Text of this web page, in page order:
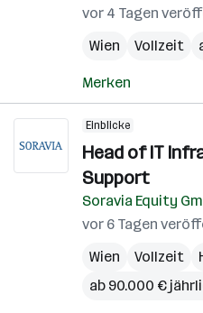
vor 4 Tagen
Wien
Vollzeit
Merken
Einblicke
Head of IT
Support
Soravia Equity
vor 6 Tagen
Wien
Vollzeit
ab 90.000 €